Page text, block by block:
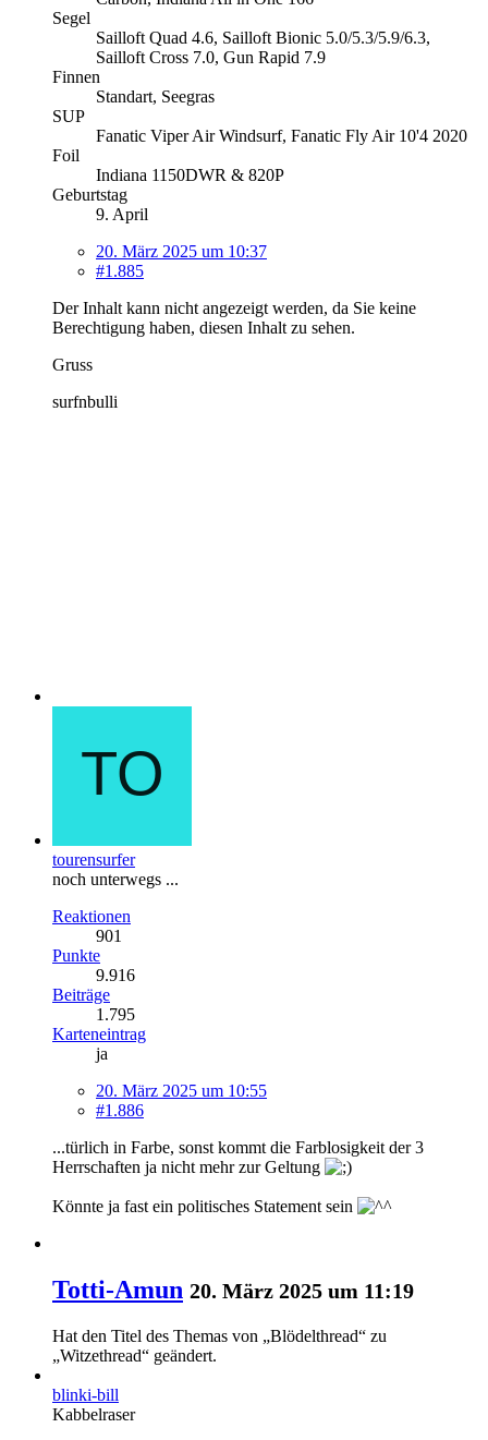
Segel
Sailloft Quad 4.6, Sailloft Bionic 5.0/5.3/5.9/6.3,
Sailloft Cross 7.0, Gun Rapid 7.9
Finnen
Standart, Seegras
SUP
Fanatic Viper Air Windsurf, Fanatic Fly Air 10'4 2020
Foil
Indiana 1150DWR & 820P
Geburtstag
9. April
20. März 2025 um 10:37
#1.885
Der Inhalt kann nicht angezeigt werden, da Sie keine
Berechtigung haben, diesen Inhalt zu sehen.
Gruss
surfnbulli
tourensurfer
noch unterwegs ...
Reaktionen
901
Punkte
9.916
Beiträge
1.795
Karteneintrag
ja
20. März 2025 um 10:55
#1.886
...türlich in Farbe, sonst kommt die Farblosigkeit der 3
Herrschaften ja nicht mehr zur Geltung
Könnte ja fast ein politisches Statement sein
Totti-Amun 20. März 2025 um 11:19
Hat den Titel des Themas von „Blödelthread“ zu
„Witzethread“ geändert.
blinki-bill
Kabbelraser